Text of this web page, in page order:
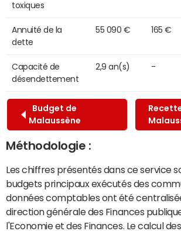
toxiques
Annuité de la
dette
55 090 € 165 €
Capacité de
désendettement
2,9 an(s) -
Budget de
Malaussène
Méthodologie :
Les chiffres présentés dans ce service
budgets principaux exécutés des
données comptables ont été
direction générale des Finances
l'Economie et des Finances. Le calcul